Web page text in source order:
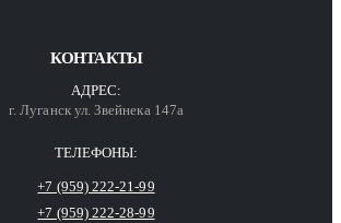
КОНТАКТЫ
АДРЕС:
г. Луганск ул. Звейнека 147а
ТЕЛЕФОНЫ:
+7 (959) 222-21-99
+7 (959) 222-28-99